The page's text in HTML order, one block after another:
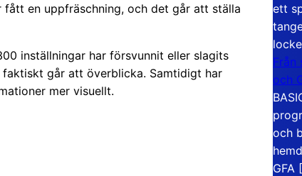
fått en uppfräschning, och det går att ställa
inställningar har försvunnit eller slagits
går att överblicka. Samtidigt har
mer visuellt.
ett
Från
och
och
GFA